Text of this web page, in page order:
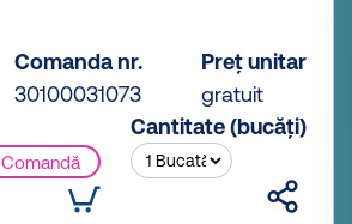
Comanda nr.
30100031073
Preț unitar
gratuit
Comandă
Cantitate (bucăți)